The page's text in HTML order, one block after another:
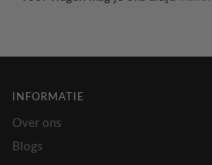
INFORMATIE
Over ons
Blogs